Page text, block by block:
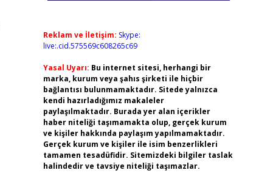
Reklam ve İletişim: Skype:
live:.cid.575569c608265c69
Yasal Uyarı: Bu internet sitesi, herhangi bir
marka, kurum veya şahıs şirketi ile hiçbir
bağlantısı bulunmamaktadır. Sitede yalnızca
kendi hazırladığımız makaleler
paylaşılmaktadır. Burada yer alan içerikler
haber niteliği taşımamakta olup, gerçek kurum
ve kişiler hakkında paylaşım yapılmamaktadır.
Gerçek kurum ve kişiler ile isim benzerlikleri
tamamen tesadüfidir. Sitemizdeki bilgiler taslak
halindedir ve tavsiye niteliği taşımazlar.